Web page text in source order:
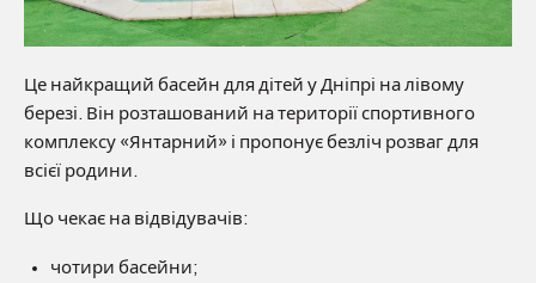
Це найкращий басейн для дітей у Дніпрі на лівому
березі. Він розташований на території спортивного
комплексу «Янтарний» і пропонує безліч розваг для
всієї родини.
Що чекає на відвідувачів:
чотири басейни;